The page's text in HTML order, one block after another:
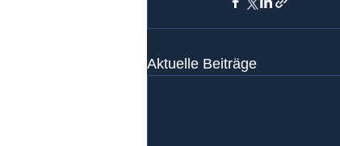
Aktuelle Beiträge